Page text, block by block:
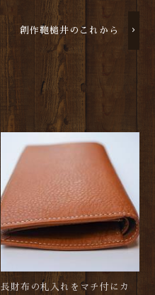
創作鞄槌井のこれから
長財布の札入れをマチ付にカ